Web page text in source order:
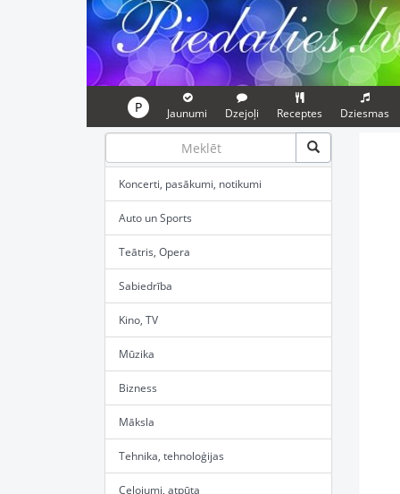
P Jaunumi Dzejoļi Receptes Dziesmas
Koncerti, pasākumi, notikumi
Auto un Sports
Teātris, Opera
Sabiedrība
Kino, TV
Mūzika
Bizness
Māksla
Tehnika, tehnoloģijas
Ceļojumi, atpūta